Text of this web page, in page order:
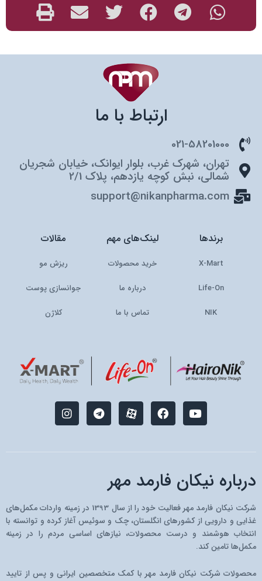
ارتباط با ما
021-58201000
تهران، شهرک غرب، بلوار ایوانک، خیابان شجریان
شمالی، نبش کوچه یازدهم، پلاک 2/1
support@nikanpharma.com
برندها
X-Mart
Life-On
NIK
لینک‌های مهم
خرید محصولات
درباره ما
تماس با ما
مقالات
ریزش مو
جوانسازی پوست
کلاژن
Y
o
u
e
F
a
c
o
k
M
-
i
a
a
r
a
t
T
e
l
I
n
s
درباره نیکان فارمد مهر
شرکت نیکان فارمد مهر فعالیت خود را از سال 1393 در زمینه واردات مکمل‌های
غذایی و دارویی از کشو‌رهای انگلستان، چک و سوئیس آغاز کرده و توانسته با
انتخاب هوشمند و درست محصولات، نیازهای اساسی مردم را در زمینه
مکمل‌ها تامین کند.
محصولات شرکت نیکان فارمد مهر با کمک متخصصین ایرانی و پس از تایید